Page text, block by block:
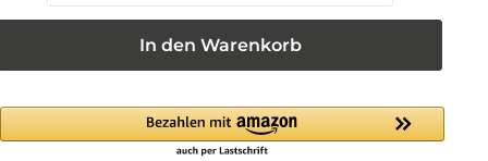
In den Warenkorb